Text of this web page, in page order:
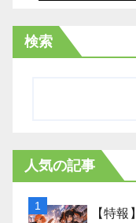
検索
人気の記事
【特